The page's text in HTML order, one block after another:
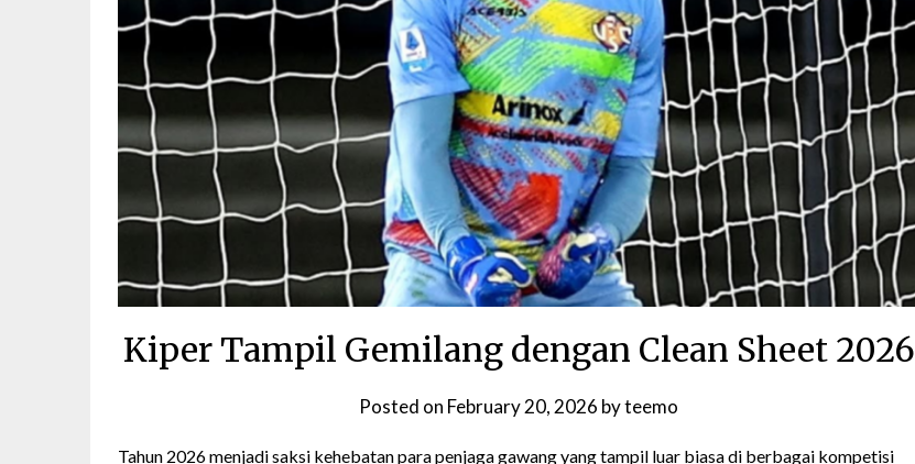
Kiper Tampil Gemilang dengan Clean Sheet 2026
Posted on February 20, 2026 byteemo
Tahun 2026 menjadi saksi kehebatan para penjaga gawang yang tampil luar biasa di berbagai kompetisi